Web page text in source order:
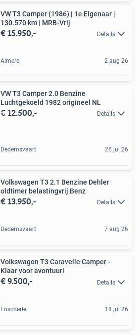
VW T3 Camper (1986) | 1e Eigenaar |
130.570 km | MRB-Vrij
€ 15.950,- Details
Almere 2 aug 26
VW T3 Camper 2.0 Benzine
Luchtgekoeld 1982 origineel NL
€ 12.500,- Details
Dedemsvaart 26 jul 26
Volkswagen T3 2.1 Benzine Dehler
oldtimer belastingvrij Benz
€ 13.950,- Details
Dedemsvaart 7 aug 26
Volkswagen T3 Caravelle Camper -
Klaar voor avontuur!
€ 9.500,- Details
Enschede 18 jul 26